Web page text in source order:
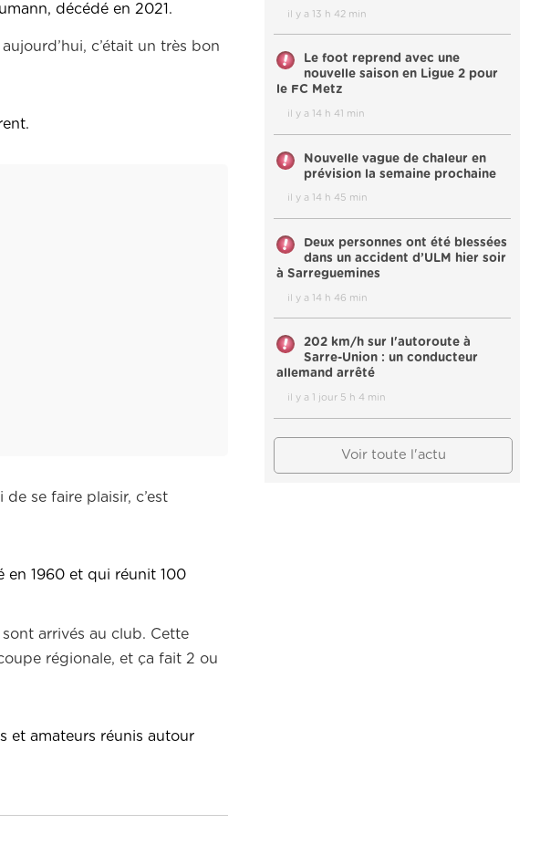
décédé en 2021.
c’était un très bon
se faire plaisir, c’est
en 1960 et qui réunit 100
arrivés au club. Cette
régionale, et ça fait 2 ou
et amateurs réunis autour
il y a 13 h 42 min
Le foot reprend avec une
nouvelle saison en Ligue 2 pour
le FC Metz
il y a 14 h 41 min
Nouvelle vague de chaleur en
prévision la semaine prochaine
il y a 14 h 45 min
Deux personnes ont été blessées
dans un accident d’ULM hier soir
à Sarreguemines
il y a 14 h 46 min
202 km/h sur l'autoroute à
Sarre-Union : un conducteur
allemand arrêté
il y a 1 jour 5 h 4 min
Voir toute l'actu